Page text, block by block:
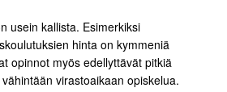
usein kallista. Esimerkiksi
hinta on kymmeniä
opinnot myös edellyttävät pitkiä
virastoaikaan opiskelua.